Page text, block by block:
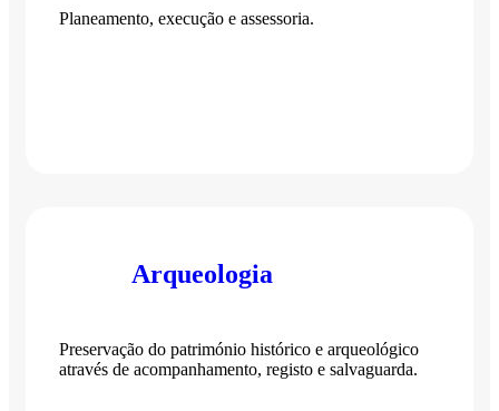
Planeamento, execução e assessoria.
Arqueologia
Preservação do património histórico e arqueológico
através de acompanhamento, registo e salvaguarda.